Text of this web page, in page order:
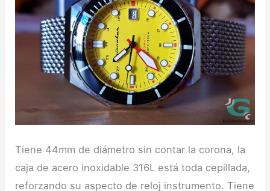
Tiene 44mm de diámetro sin contar la corona, la
caja de acero inoxidable 316L está toda cepillada,
reforzando su aspecto de reloj instrumento. Tiene